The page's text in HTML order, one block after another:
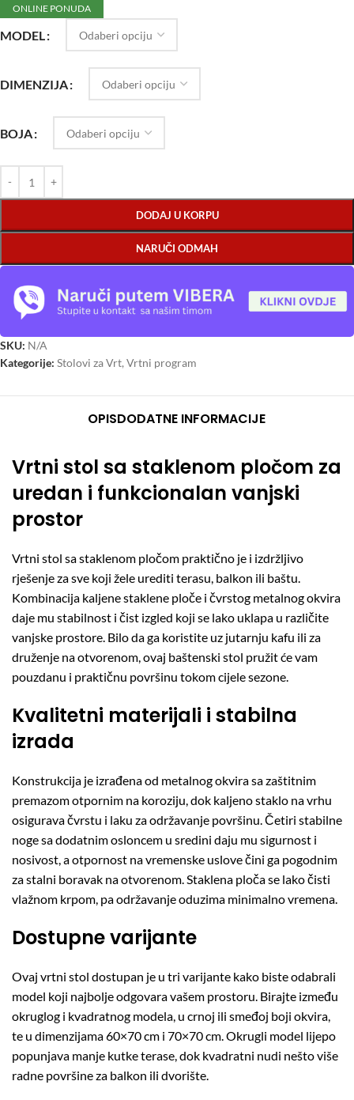
ONLINE PONUDA
MODEL
DIMENZIJA
BOJA
DODAJ U KORPU
NARUČI ODMAH
SKU: N/A
Kategorije: Stolovi za Vrt, Vrtni program
OPISDODATNE INFORMACIJE
Vrtni stol sa staklenom pločom za
uredan i funkcionalan vanjski
prostor
Vrtni stol sa staklenom pločom praktično je i izdržljivo
rješenje za sve koji žele urediti terasu, balkon ili baštu.
Kombinacija kaljene staklene ploče i čvrstog metalnog okvira
daje mu stabilnost i čist izgled koji se lako uklapa u različite
vanjske prostore. Bilo da ga koristite uz jutarnju kafu ili za
druženje na otvorenom, ovaj baštenski stol pružit će vam
pouzdanu i praktičnu površinu tokom cijele sezone.
Kvalitetni materijali i stabilna
izrada
Konstrukcija je izrađena od metalnog okvira sa zaštitnim
premazom otpornim na koroziju, dok kaljeno staklo na vrhu
osigurava čvrstu i laku za održavanje površinu. Četiri stabilne
noge sa dodatnim osloncem u sredini daju mu sigurnost i
nosivost, a otpornost na vremenske uslove čini ga pogodnim
za stalni boravak na otvorenom. Staklena ploča se lako čisti
vlažnom krpom, pa održavanje oduzima minimalno vremena.
Dostupne varijante
Ovaj vrtni stol dostupan je u tri varijante kako biste odabrali
model koji najbolje odgovara vašem prostoru. Birajte između
okruglog i kvadratnog modela, u crnoj ili smeđoj boji okvira,
te u dimenzijama 60×70 cm i 70×70 cm. Okrugli model lijepo
popunjava manje kutke terase, dok kvadratni nudi nešto više
radne površine za balkon ili dvorište.